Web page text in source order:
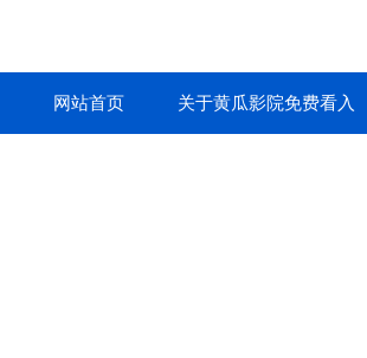
网站首页 关于黄瓜影院免费看入